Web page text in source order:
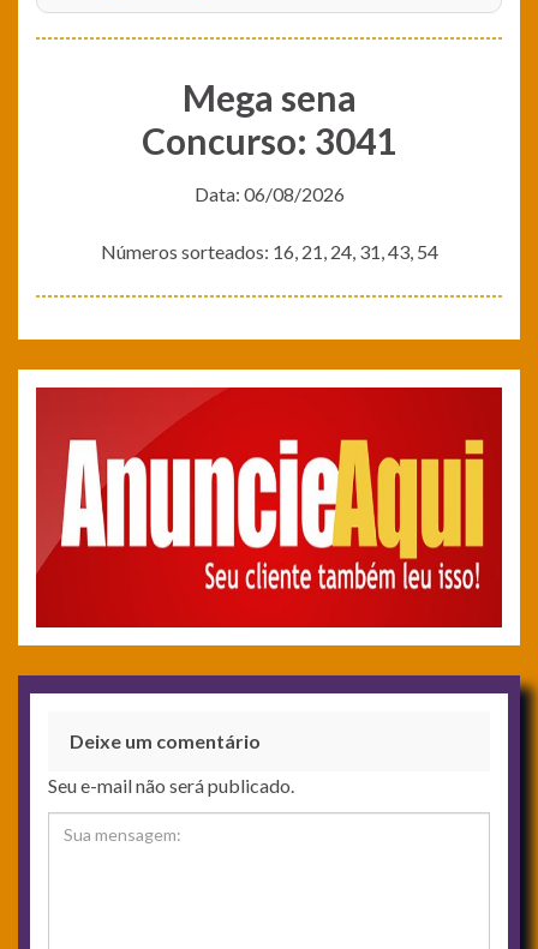
Mega sena
Concurso: 3041
Data: 06/08/2026
Números sorteados: 16, 21, 24, 31, 43, 54
Deixe um comentário
Seu e-mail não será publicado.